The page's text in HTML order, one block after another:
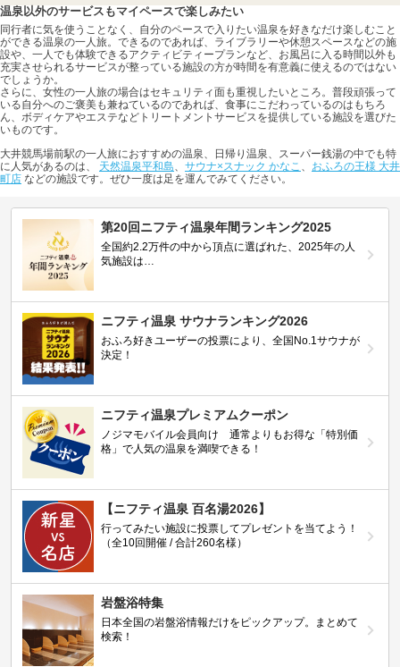
温泉以外のサービスもマイペースで楽しみたい
同行者に気を使うことなく、自分のペースで入りたい温泉を好きなだけ楽しむこと
ができる温泉の一人旅。できるのであれば、ライブラリーや休憩スペースなどの施
設や、一人でも体験できるアクティビティープランなど、お風呂に入る時間以外も
充実させられるサービスが整っている施設の方が時間を有意義に使えるのではない
でしょうか。
さらに、女性の一人旅の場合はセキュリティ面も重視したいところ。普段頑張って
いる自分へのご褒美も兼ねているのであれば、食事にこだわっているのはもちろ
ん、ボディケアやエステなどトリートメントサービスを提供している施設を選びた
いものです。
大井競馬場前駅の一人旅におすすめの温泉、日帰り温泉、スーパー銭湯の中でも特
に人気があるのは、 天然温泉平和島、 サウナ×スナック かなこ 、 おふろの王様 大井
町店 などの施設です。ぜひ一度は足を運んでみてください。
第20回ニフティ温泉年間ランキング2025
全国約2.2万件の中から頂点に選ばれた、2025年の人
気施設は…
ニフティ温泉 サウナランキング2026
おふろ好きユーザーの投票により、全国No.1サウナが
決定！
ニフティ温泉プレミアムクーポン
ノジマモバイル会員向け 通常よりもお得な「特別価
格」で人気の温泉を満喫できる！
【ニフティ温泉 百名湯2026】
行ってみたい施設に投票してプレゼントを当てよう！
（全10回開催 / 合計260名様）
岩盤浴特集
日本全国の岩盤浴情報だけをピックアップ。まとめて
検索！